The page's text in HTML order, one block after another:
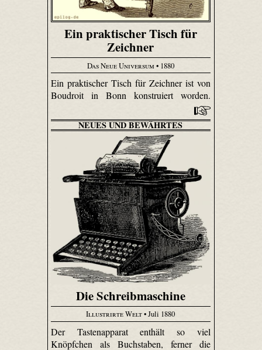
Ein praktischer Tisch für
Zeichner
Das Neue Universum • 1880
Ein praktischer Tisch für Zeichner ist von
Boudroit in Bonn konstruiert worden.
NEUES UND BEWÄHRTES
Die Schreibmaschine
Illustrirte Welt• Juli 1880
Der Tastenapparat enthält so viel
Knöpfchen als Buchstaben, ferner die